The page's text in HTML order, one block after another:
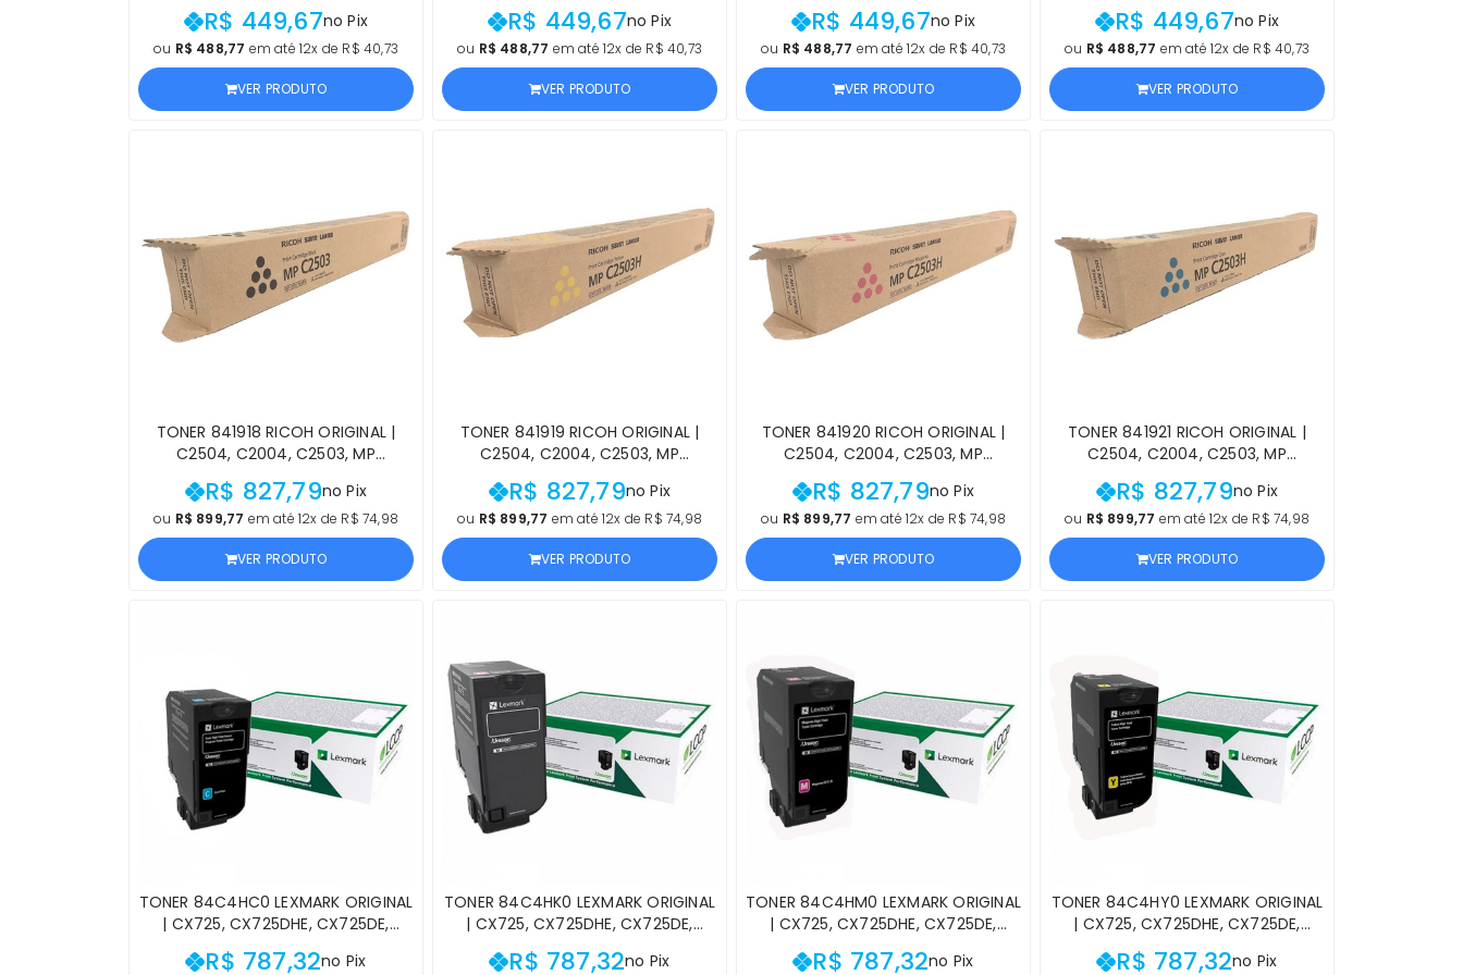
ALTÍSSIMO RENDIMENTO CIANO |
PRODUTO OFICIAL LEXMARK, COM
NF E PROCEDÊNCIA E GARANTIA
R$ 449,67no Pix
ou R$ 488,77 em até 12x de R$ 40,73
VER PRODUTO
ALTÍSSIMO RENDIMENTO PRETO |
PRODUTO OFICIAL LEXMARK, COM
NF E PROCEDÊNCIA E GARANTIA
R$ 449,67no Pix
ou R$ 488,77 em até 12x de R$ 40,73
VER PRODUTO
ALTÍSSIMO RENDIMENTO MAGENTA |
PRODUTO OFICIAL LEXMARK, COM
NF E PROCEDÊNCIA E GARANTIA
R$ 449,67no Pix
ou R$ 488,77 em até 12x de R$ 40,73
VER PRODUTO
ALTÍSSIMO RENDIMENTO AMARELO |
PRODUTO OFICIAL LEXMARK, COM
NF E PROCEDÊNCIA E GARANTIA
R$ 449,67no Pix
ou R$ 488,77 em até 12x de R$ 40,73
VER PRODUTO
TONER 841918 RICOH ORIGINAL |
C2504, C2004, C2503, MP
C2504EX, MP C2004EX, MP C2003
PRETO | PRODUTO OFICIAL RICOH,
COM NF E PROCEDÊNCIA
R$ 827,79no Pix
ou R$ 899,77 em até 12x de R$ 74,98
VER PRODUTO
TONER 841919 RICOH ORIGINAL |
C2504, C2004, C2503, MP
C2504EX, MP C2004EX, MP C2003
AMARELO | PRODUTO OFICIAL
RICOH, COM NF E PROCEDÊNCIA
R$ 827,79no Pix
ou R$ 899,77 em até 12x de R$ 74,98
VER PRODUTO
TONER 841920 RICOH ORIGINAL |
C2504, C2004, C2503, MP
C2504EX, MP C2004EX, MP C2003
MAGENTA | PRODUTO OFICIAL
RICOH, COM NF E PROCEDÊNCIA
R$ 827,79no Pix
ou R$ 899,77 em até 12x de R$ 74,98
VER PRODUTO
TONER 841921 RICOH ORIGINAL |
C2504, C2004, C2503, MP
C2504EX, MP C2004EX, MP C2003
CIANO | PRODUTO OFICIAL RICOH,
COM NF E PROCEDÊNCIA
R$ 827,79no Pix
ou R$ 899,77 em até 12x de R$ 74,98
VER PRODUTO
TONER 84C4HC0 LEXMARK ORIGINAL
| CX725, CX725DHE, CX725DE,
CX725DTHE CIANO DE ALTO
RENDIMENTO | PRODUTO OFICIAL
R$ 787,32no Pix
TONER 84C4HK0 LEXMARK ORIGINAL
| CX725, CX725DHE, CX725DE,
CX725DTHE PRETO DE ALTO
RENDIMENTO | PRODUTO OFICIAL
R$ 787,32no Pix
TONER 84C4HM0 LEXMARK ORIGINAL
| CX725, CX725DHE, CX725DE,
CX725DTHE MAGENTA DE ALTO
RENDIMENTO | PRODUTO OFICIAL
R$ 787,32no Pix
TONER 84C4HY0 LEXMARK ORIGINAL
| CX725, CX725DHE, CX725DE,
CX725DTHE AMARELO DE ALTO
RENDIMENTO | PRODUTO OFICIAL
R$ 787,32no Pix